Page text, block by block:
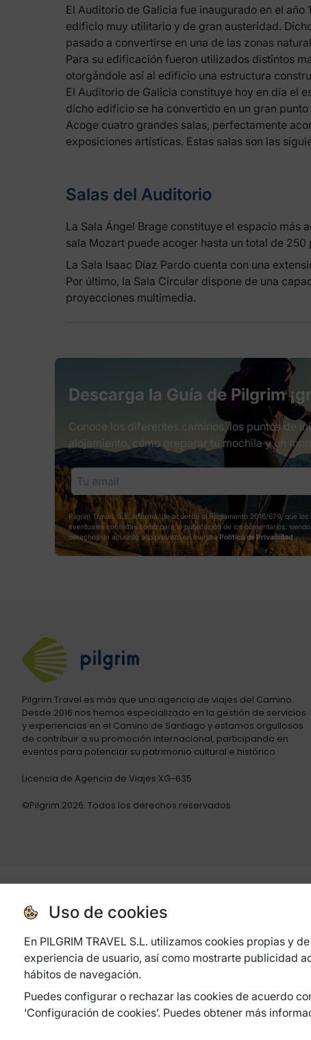
El Auditorio de Galicia fue inaugurado en el
edificio muy utilitario y de gran austeridad.
pasado a convertirse en una de las zonas
Para su edificación fueron utilizados distintos
otorgándole así al edificio una estructura
El Auditorio de Galicia constituye hoy en día el
dicho edificio se ha convertido en un gran
Acoge cuatro grandes salas, perfectamente
exposiciones artísticas. Estas salas son las
Salas del Auditorio
La Sala Ángel Brage constituye el espacio más
sala Mozart puede acoger hasta un total de
La Sala Isaac Díaz Pardo cuenta con una
Por último, la Sala Circular dispone de una
proyecciones multimedia.
Descarga la Guía de Pilgrim
Conoce los diferentes caminos, los puntos de
alojamiento, cómo preparar tu mochila y un
Pilgrim Travel, S.L. informa, de acuerdo al Reglamento 2016/679, que
eventuales consultas como para la publicación de los comentarios,
derechos de acuerdo a lo previsto en nuestraPolítica de Privacidad
Pilgrim Travel es más que una agencia de viajes del Camino.
Desde 2016 nos hemos especializado en la gestión de servicios
y experiencias en el Camino de Santiago y estamos orgullosos
de contribuir a su promoción internacional, participando en
eventos para potenciar su patrimonio cultural e histórico.
Licencia de Agencia de Viajes XG-635
©Pilgrim.2026. Todos los derechos reservados
PROGRAMA XPANDE DIGITAL:PILGRIM TRAVEL S.L. ha sido beneficiaria de
con el objetivo de mejorar su competitividad mediante la transformación
Uso de cookies
En PILGRIM TRAVEL S.L. utilizamos cookies propias y
experiencia de usuario, así como mostrarte publicidad
hábitos de navegación.
Puedes configurar o rechazar las cookies de acuerdo
‘Configuración de cookies’. Puedes obtener más